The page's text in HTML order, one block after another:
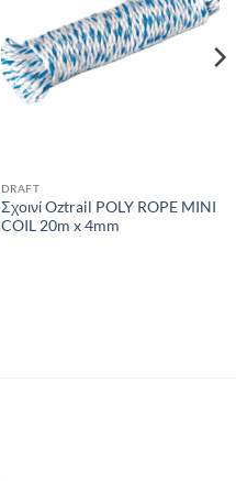
DRAFT
Σχοινί Oztrail POLY ROPE MINI
COIL 20m x 4mm